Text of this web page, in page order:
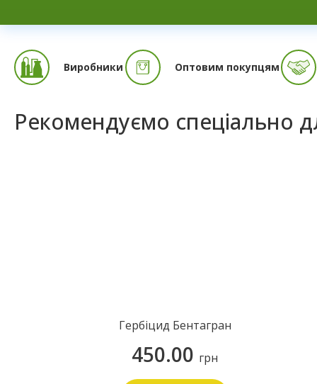
Виробники Оптовим покупцям
Рекомендуємо спеціально
Гербіцид Бентагран
450.00 грн